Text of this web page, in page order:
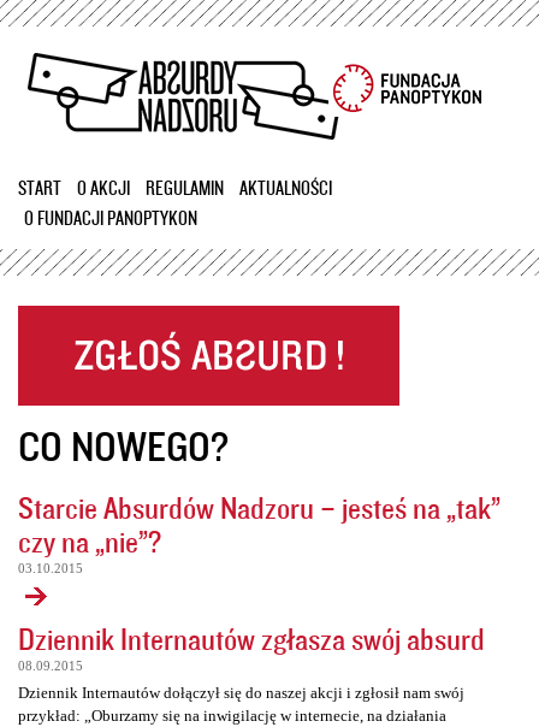
Przejdź
treści
START O AKCJI REGULAMIN
AKTUALNOŚCI
O FUNDACJI PANOPTYKON
CO NOWEGO?
Starcie Absurdów Nadzoru – jesteś na „tak”
czy na „nie”?
03.10.2015
Dziennik Internautów zgłasza swój absurd
08.09.2015
Dziennik Internautów dołączył się do naszej akcji i zgłosił nam swój
przykład: „Oburzamy się na inwigilację w internecie, na działania